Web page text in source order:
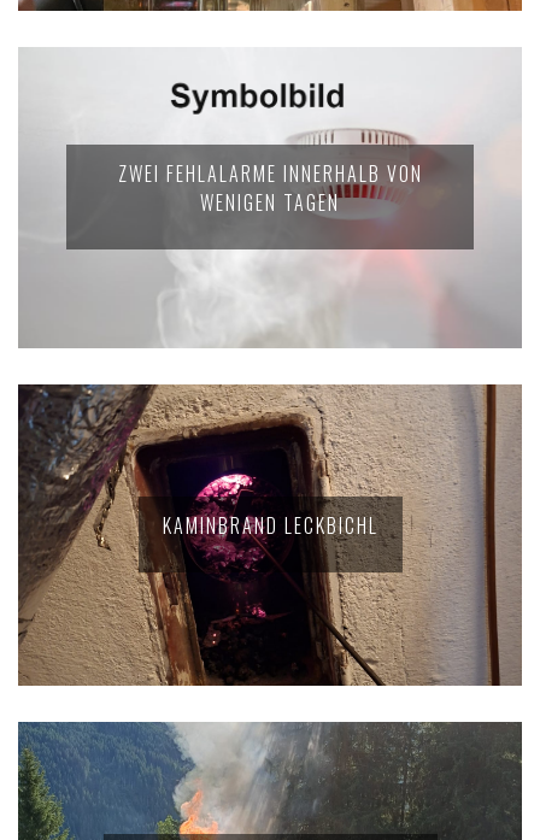
ZWEI FEHLALARME INNERHALB VON
WENIGEN TAGEN
KAMINBRAND LECKBICHL